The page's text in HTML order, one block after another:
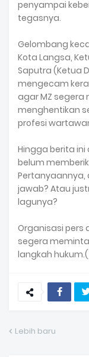
penyampai
tegasnya.
Gelombang
Kota Langsa,
Saputra (Ketua
mengecam
agar MZ
menghentikan
profesi
Hingga berita
belum
Pertanyaannya,
jawab? Atau
lagunya?
Organisasi pers
segera
langkah
Lebih baru